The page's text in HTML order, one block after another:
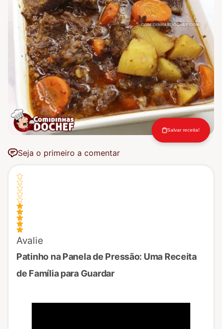
Seja o primeiro a comentar
Salvar receita!
Avalie
Patinho na Panela de Pressão: Uma Receita
de Família para Guardar